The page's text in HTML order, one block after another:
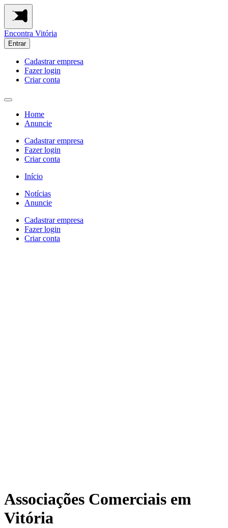
Encontra Vitória
Entrar
Cadastrar empresa
Fazer login
Criar conta
Home
Anuncie
Cadastrar empresa
Fazer login
Criar conta
Início
Notícias
Anuncie
Cadastrar empresa
Fazer login
Criar conta
Associações Comerciais em
Vitória